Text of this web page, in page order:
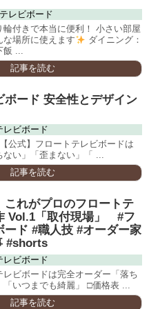
テレビボード
輪付きで本当に便利！ 小さい部屋
場所に使えます
ダイニング：
飯 ...
記事を読む
ボード 安全性とデザイン
レビボード
公式】フロートテレビボードは
ない」「歪まない」「 ...
記事を読む
これがプロのフロートテ
Vol.1「取付現場」 #フ
ード #職人技 #オーダー家
#shorts
レビボード
レビボードは完全オーダー「落ち
「いつまでも綺麗」 □価格表 ...
記事を読む